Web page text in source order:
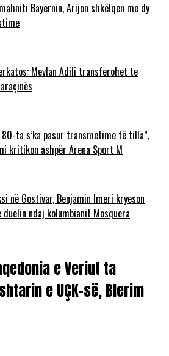
Bayernin, Arijon shkëlqen me dy
Mevlan Adili transferohet te
80-ta s’ka pasur transmetime të tilla”,
kritikon ashpër Arena Sport M
në Gostivar, Benjamin Imeri kryeson
duelin ndaj kolumbianit Mosquera
e Veriut ta
e UÇK-së, Blerim